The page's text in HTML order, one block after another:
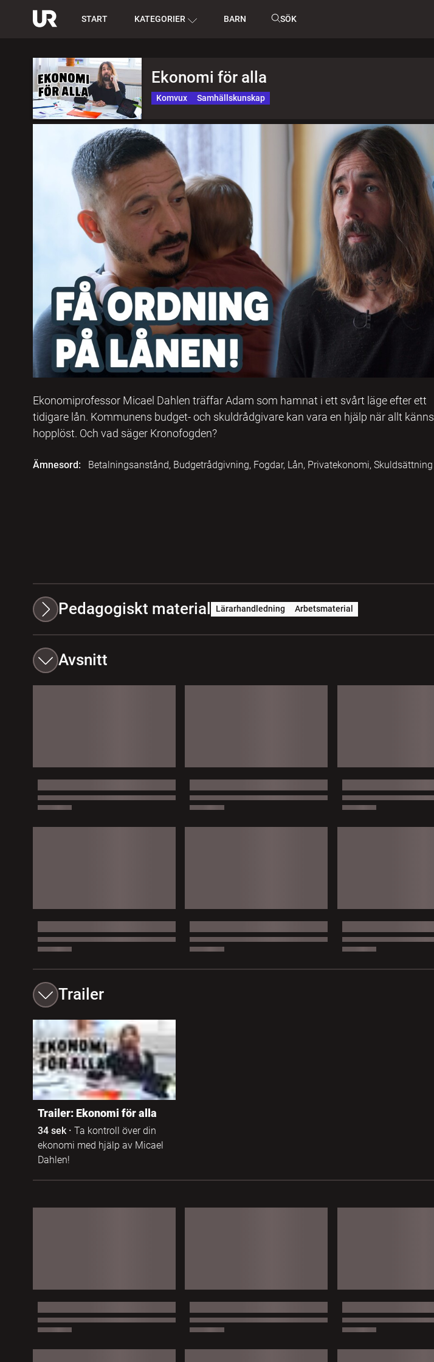
START KATEGORIER BARN SÖK
Ekonomi för alla
Komvux Samhällskunskap
Ekonomiprofessor Micael Dahlen träffar Adam som hamnat i ett svårt läge efter ett
tidigare lån. Kommunens budget- och skuldrådgivare kan vara en hjälp när allt känns
hopplöst. Och vad säger Kronofogden?
Ämnesord: Betalningsanstånd, Budgetrådgivning, Fogdar, Lån, Privatekonomi, Skuldsättning
Pedagogiskt material Lärarhandledning Arbetsmaterial
Avsnitt
Trailer
Trailer: Ekonomi för alla
34 sek· Ta kontroll över din
ekonomi med hjälp av Micael
Dahlen!